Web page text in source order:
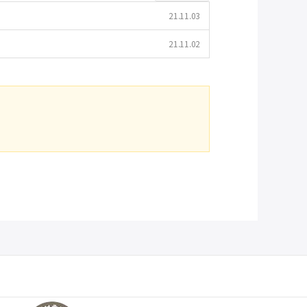
21.11.03
21.11.02